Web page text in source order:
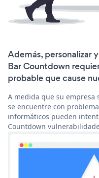
Además, personalizar
Bar Countdown
probable que cause
A medida que su empresa
se encuentre con
informáticos pueden
Countdown